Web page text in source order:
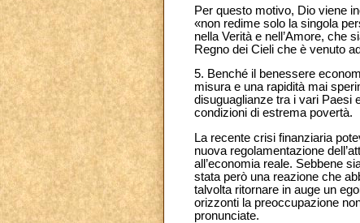
Per questo motivo, Dio viene
«non redime solo la singola
nella Verità e nell’Amore, che
Regno dei Cieli che è venuto
5. Benché il benessere
misura e una rapidità mai
disuguaglianze tra i vari Paesi
condizioni di estrema povertà.
La recente crisi finanziaria
nuova regolamentazione
all’economia reale. Sebbene
stata però una reazione che
talvolta ritornare in auge un
orizzonti la preoccupazione
pronunciate.